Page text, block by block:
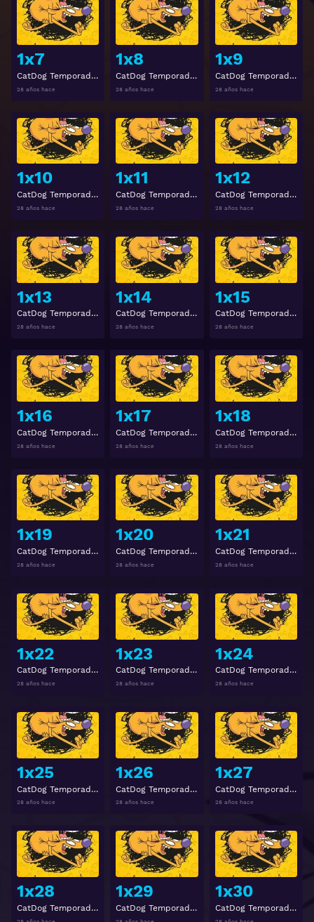
1x7
CatDog Temporada 1 Episodio 7
28 años hace
Ver
1x8
CatDog Temporada 1 Episodio 8
28 años hace
Ver
1x9
CatDog Temporada 1 Episodio 9
28 años hace
1x10
CatDog Temporada 1 Episodio 10
28 años hace
Ver
1x11
CatDog Temporada 1 Episodio 11
28 años hace
Ver
1x12
CatDog Temporada 1 Episodio 12
28 años hace
1x13
CatDog Temporada 1 Episodio 13
28 años hace
Ver
1x14
CatDog Temporada 1 Episodio 14
28 años hace
Ver
1x15
CatDog Temporada 1 Episodio 15
28 años hace
1x16
CatDog Temporada 1 Episodio 16
28 años hace
Ver
1x17
CatDog Temporada 1 Episodio 17
28 años hace
Ver
1x18
CatDog Temporada 1 Episodio 18
28 años hace
1x19
CatDog Temporada 1 Episodio 19
28 años hace
Ver
1x20
CatDog Temporada 1 Episodio 20
28 años hace
Ver
1x21
CatDog Temporada 1 Episodio 21
28 años hace
1x22
CatDog Temporada 1 Episodio 22
28 años hace
Ver
1x23
CatDog Temporada 1 Episodio 23
28 años hace
Ver
1x24
CatDog Temporada 1 Episodio 24
28 años hace
1x25
CatDog Temporada 1 Episodio 25
28 años hace
Ver
1x26
CatDog Temporada 1 Episodio 26
28 años hace
Ver
1x27
CatDog Temporada 1 Episodio 27
28 años hace
1x28
CatDog Temporada 1 Episodio 28
Ver
1x29
CatDog Temporada 1 Episodio 29
Ver
1x30
CatDog Temporada 1 Episodio 30